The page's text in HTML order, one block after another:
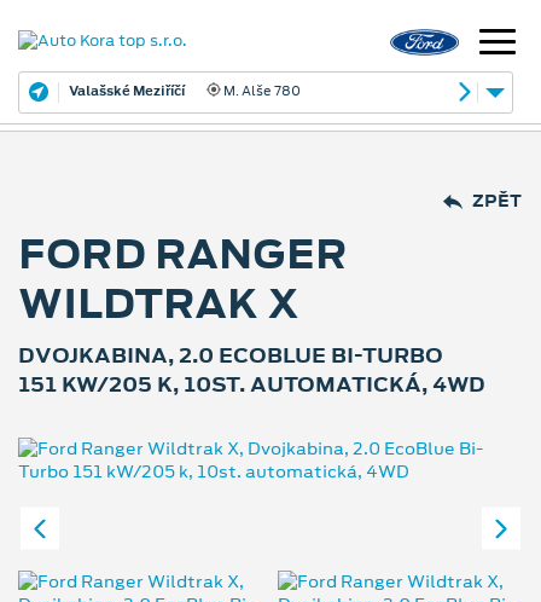
Valašské Meziříčí M. Alše 780
ZPĚT
FORD RANGER
WILDTRAK X
DVOJKABINA, 2.0 ECOBLUE BI-TURBO
151 KW/205 K, 10ST. AUTOMATICKÁ, 4WD